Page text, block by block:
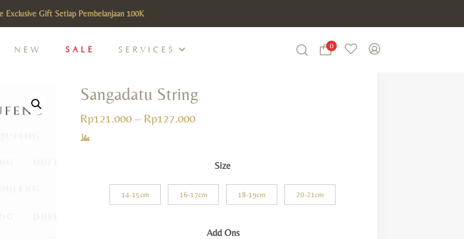
NEW SALE SERVICES
Search
0
WishlistMy Account
Sangadatu String
Rp121.000 – Rp127.000Price
Rp127.000
Size
14-15cm 16-17cm 18-19cm 20-21cm
Add Ons